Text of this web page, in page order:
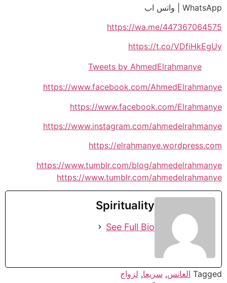
WhatsApp | واتس اب
https://wa.me/447367064575
https://t.co/VDfiHkEgUy
Tweets by AhmedElrahmanye
https://www.facebook.com/AhmedElrahmanye
https://www.facebook.com/Elrahmanye
https://www.instagram.com/ahmedelrahmanye
https://elrahmanye.wordpress.com
https://www.tumblr.com/blog/ahmedelrahmanye
https://www.tumblr.com/ahmedelrahmanye
Spirituality
See Full Bio
Tagged العانس, سريعا, لزواج